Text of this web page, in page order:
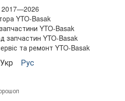
YTO-Basak
YTO-Basak
запчастин YTO-Basak
та ремонт YTO-Basak
Укр Рус